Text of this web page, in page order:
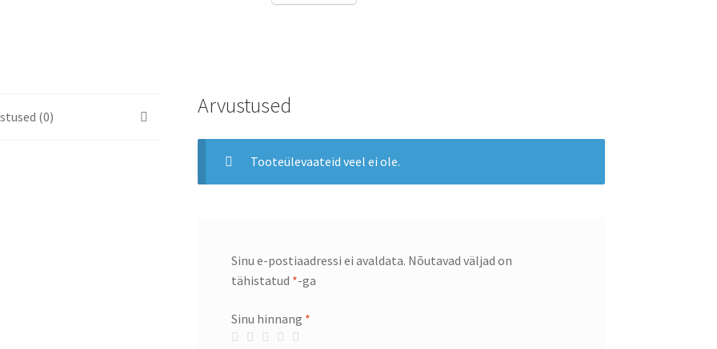
(0) Arvustused
Tooteülevaateid veel ei ole.
Sinu e-postiaadressi ei avaldata. Nõutavad väljad on
tähistatud *-ga
Sinu hinnang *